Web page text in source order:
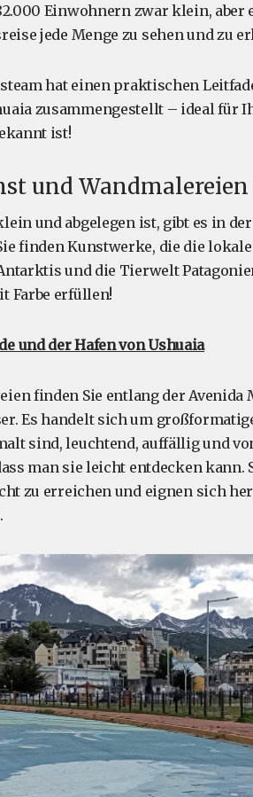
Einwohnern zwar klein, aber
jede Menge zu sehen und zu
hat einen praktischen
zusammengestellt – ideal für
ist!
und
und abgelegen ist, gibt es in
finden Kunstwerke, die die
und die Tierwelt
Farbe erfüllen!
und der Hafen von Ushuaia
finden Sie entlang der
Es handelt sich um
sind, leuchtend, auffällig und
man sie leicht entdecken kann.
zu erreichen und eignen sich